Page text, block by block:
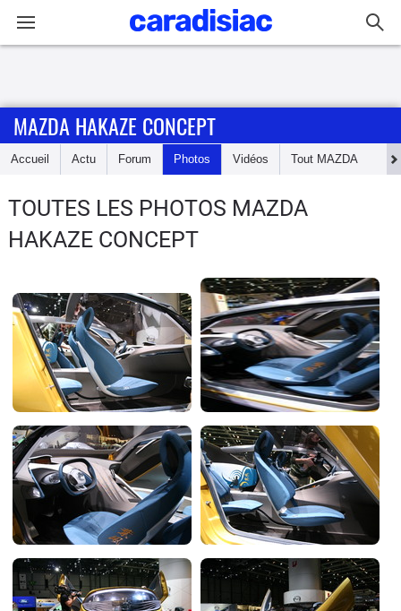
Accueil
Essais
Electriques
Utilitaires
Flottes
Auto
Services
Forum
Moto
MAZDA HAKAZE CONCEPT
Accueil Actu Forum Photos Vidéos Tout MAZDA
TOUTES LES PHOTOS MAZDA
HAKAZE CONCEPT